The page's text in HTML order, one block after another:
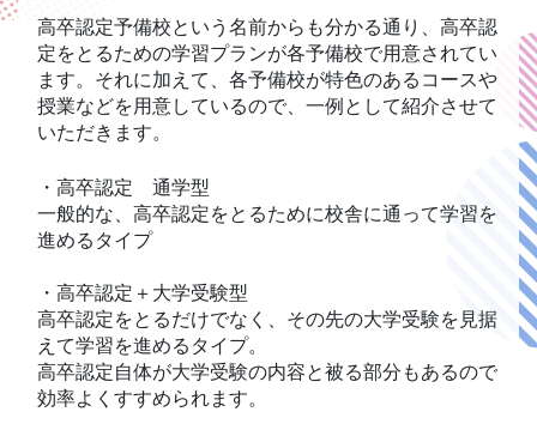
高卒認定予備校という名前からも分かる通り、高卒認
定をとるための学習プランが各予備校で用意されてい
ます。それに加えて、各予備校が特色のあるコースや
授業などを用意しているので、一例として紹介させて
いただきます。
・高卒認定 通学型
一般的な、高卒認定をとるために校舎に通って学習を
進めるタイプ
・高卒認定＋大学受験型
高卒認定をとるだけでなく、その先の大学受験を見据
えて学習を進めるタイプ。
高卒認定自体が大学受験の内容と被る部分もあるので
効率よくすすめられます。